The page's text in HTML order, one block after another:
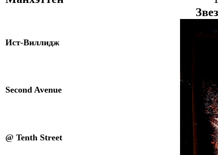
Ист-Виллидж
Second Avenue
@ Tenth Street